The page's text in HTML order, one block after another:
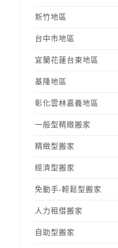
新竹地區
台中市地區
宜蘭花蓮台東地區
基隆地區
彰化雲林嘉義地區
一般型精緻搬家
精緻型搬家
經濟型搬家
免動手-輕鬆型搬家
人力租借搬家
自助型搬家